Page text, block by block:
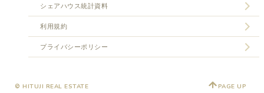
シェアハウス統計資料
利用規約
プライバシーポリシー
© HITUJI REAL ESTATE PAGE UP